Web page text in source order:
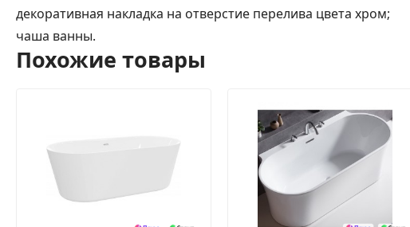
декоративная накладка на отверстие перелива цвета хром;
чаша ванны.
Похожие товары